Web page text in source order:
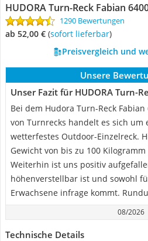
HUDORA Turn-Reck Fabian
1290 Bewertungen
ab 52,00 € ( Sofort lieferbar)
Preisvergleich und
Unsere
Unser Fazit für HUDORA Turn-
Bei dem Hudora Turn-Reck
von Turnrecks handelt es sich um
wetterfestes Outdoor-Einzelreck.
Gewicht von bis zu 100
Weiterhin ist uns positiv
höhenverstellbar ist und sowohl
Erwachsene infrage kommt.
08/2026
Technische Details